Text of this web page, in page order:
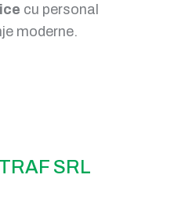
cu personal
moderne.
SRL